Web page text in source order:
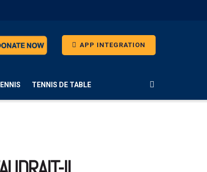
APP INTEGRATION
TENNIS DE TABLE